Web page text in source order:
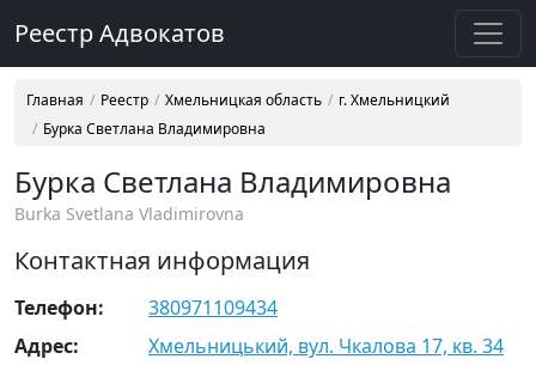
Реестр Адвокатов
Главная Реестр Хмельницкая область
г. Хмельницкий
Бурка Светлана Владимировна
Бурка Светлана Владимировна
Burka Svetlana Vladimirovna
Контактная информация
Телефон:
380971109434
Адрес:
Хмельницький, вул. Чкалова 17, кв. 34